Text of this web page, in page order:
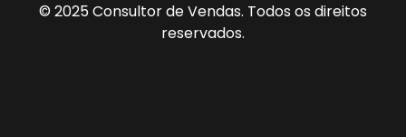
© 2025 Consultor de Vendas. Todos os direitos
reservados.